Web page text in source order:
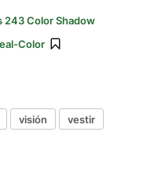
243 Color Shadow
Color
visión
vestir